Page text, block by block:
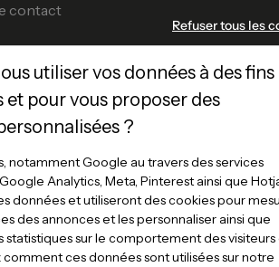
contact
magasins
Refuser tous les
utiliser vos données à des fins
et pour vous proposer des
?
notamment Google au travers des services
Analytics, Meta, Pinterest ainsi que
données et utiliseront des cookies pour
des annonces et les personnaliser ainsi que
statistiques sur le comportement des visiteurs
comment ces données sont utilisées sur notre